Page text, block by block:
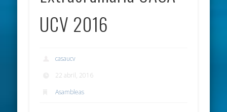
UCV 2016
casaucv
22 abril, 2016
Asambleas